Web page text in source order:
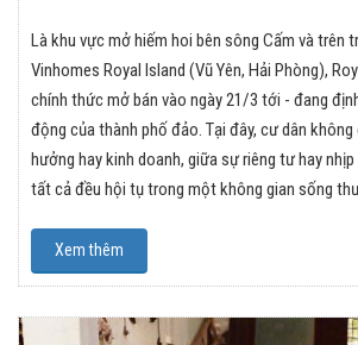
Là khu vực mở hiếm hoi bên sông Cấm và trên
Vinhomes Royal Island (Vũ Yên, Hải Phòng),
chính thức mở bán vào ngày 21/3 tới - đang
động của thành phố đảo. Tại đây, cư dân
hưởng hay kinh doanh, giữa sự riêng tư hay
tất cả đều hội tụ trong một không gian sống
Xem thêm